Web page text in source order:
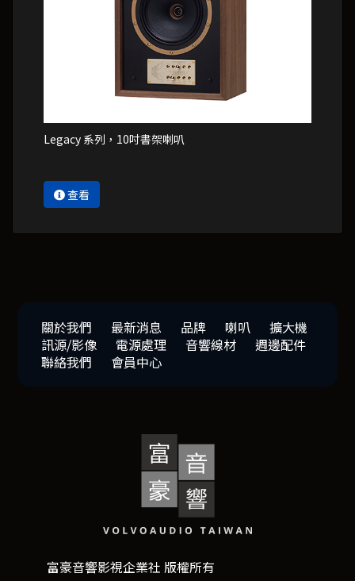
Legacy 系列，10吋書架喇叭
查看
關於我們 最新消息 品牌 喇叭
擴大機
訊源/影像
電源處理 音響線材
週邊配件
聯絡我們
會員中心
富豪音響影視企業社 版權所有